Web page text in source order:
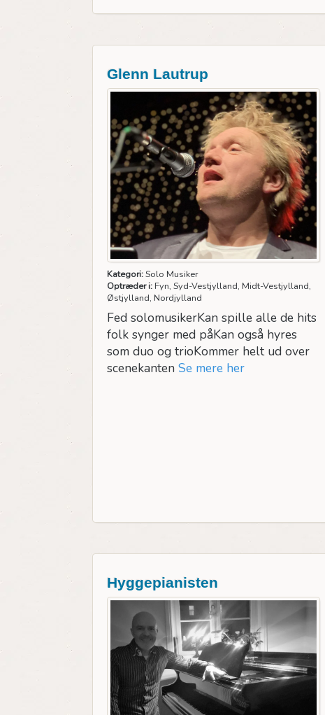
Glenn Lautrup
Kategori:Solo Musiker
Optræder i: Fyn, Syd-Vestjylland, Midt-Vestjylland,
Østjylland, Nordjylland
Fed solomusikerKan spille alle de hits
folk synger med påKan også hyres
som duo og trioKommer helt ud over
scenekanten Se mere her
Hyggepianisten